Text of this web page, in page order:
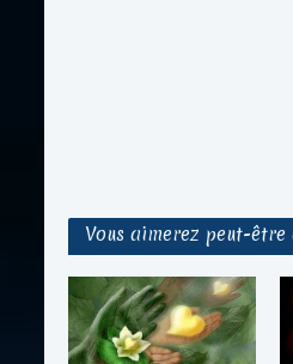
Vous aimerez peut-être